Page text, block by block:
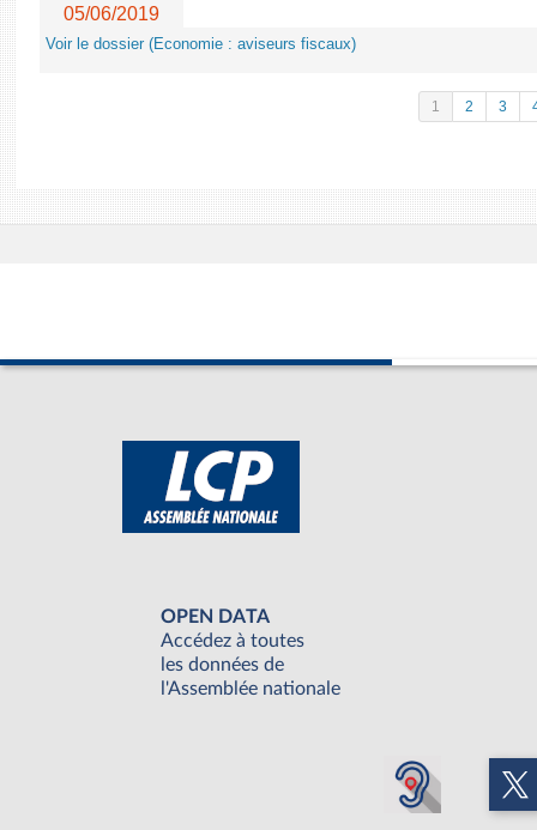
05/06/2019
Voir le dossier (Economie : aviseurs fiscaux)
1 2 3
OPEN DATA
Accédez à toutes
les données de
l'Assemblée nationale